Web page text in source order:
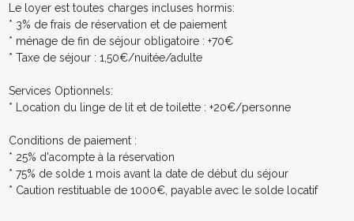
Le loyer est toutes charges incluses hormis:
* 3% de frais de réservation et de paiement
* ménage de fin de séjour obligatoire : +70€
* Taxe de séjour : 1,50€/nuitée/adulte
Services Optionnels:
* Location du linge de lit et de toilette : +20€/personne
Conditions de paiement :
* 25% d'acompte à la réservation
* 75% de solde 1 mois avant la date de début du séjour
* Caution restituable de 1000€, payable avec le solde locatif